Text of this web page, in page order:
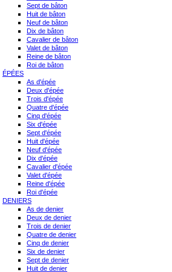
Sept de bâton
Huit de bâton
Neuf de bâton
Dix de bâton
Cavalier de bâton
Valet de bâton
Reine de bâton
Roi de bâton
ÉPÉES
As d'épée
Deux d'épée
Trois d'épée
Quatre d'épée
Cinq d'épée
Six d'épée
Sept d'épée
Huit d'épée
Neuf d'épée
Dix d'épée
Cavalier d'épée
Valet d'épée
Reine d'épée
Roi d'épée
DENIERS
As de denier
Deux de denier
Trois de denier
Quatre de denier
Cinq de denier
Six de denier
Sept de denier
Huit de denier